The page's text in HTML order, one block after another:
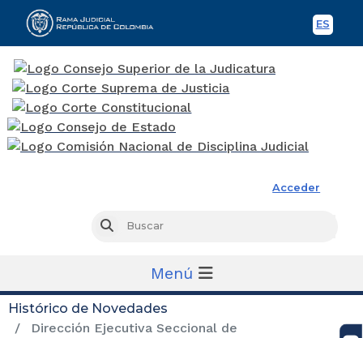
ES
Acceder
Buscar
Menú
Histórico de Novedades
Dirección Ejecutiva Seccional de